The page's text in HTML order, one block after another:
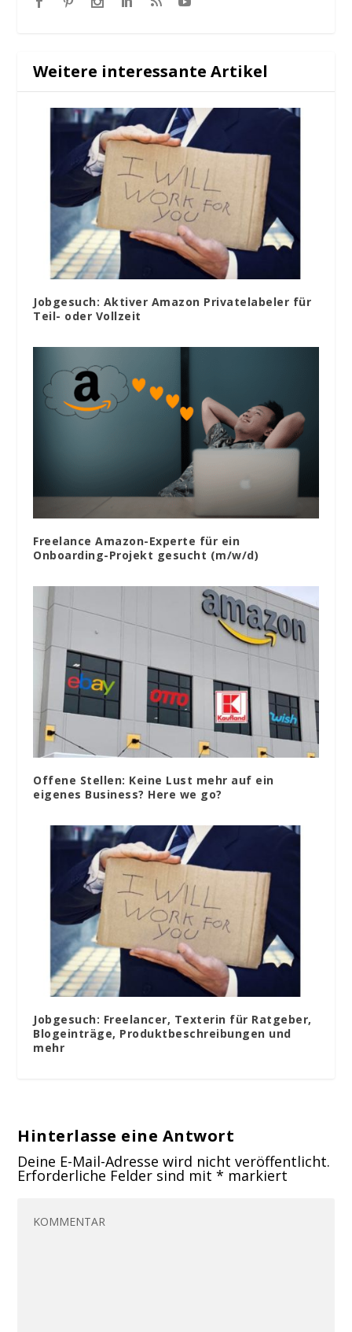
Weitere interessante Artikel
Jobgesuch: Aktiver Amazon Privatelabeler für
Teil- oder Vollzeit
Freelance Amazon-Experte für ein
Onboarding-Projekt gesucht (m/w/d)
Offene Stellen: Keine Lust mehr auf ein
eigenes Business? Here we go?
Jobgesuch: Freelancer, Texterin für Ratgeber,
Blogeinträge, Produktbeschreibungen und
mehr
Hinterlasse eine Antwort
Deine E-Mail-Adresse wird nicht veröffentlicht.
Erforderliche Felder sind mit* markiert